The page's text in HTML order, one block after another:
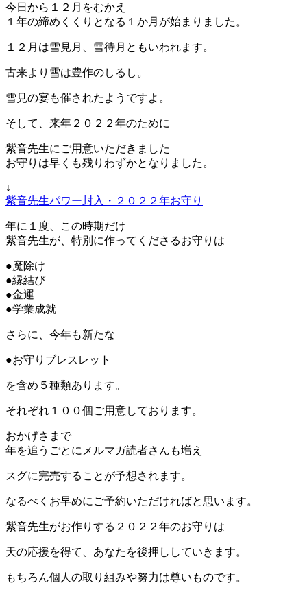
今日から１２月をむかえ
１年の締めくくりとなる１か月が始まりました。
１２月は雪見月、雪待月ともいわれます。
古来より雪は豊作のしるし。
雪見の宴も催されたようですよ。
そして、来年２０２２年のために
紫音先生にご用意いただきました
お守りは早くも残りわずかとなりました。
↓
紫音先生パワー封入・２０２２年お守り
年に１度、この時期だけ
紫音先生が、特別に作ってくださるお守りは
●魔除け
●縁結び
●金運
●学業成就
さらに、今年も新たな
●お守りブレスレット
を含め５種類あります。
それぞれ１００個ご用意しております。
おかげさまで
年を追うごとにメルマガ読者さんも増え
スグに完売することが予想されます。
なるべくお早めにご予約いただければと思います。
紫音先生がお作りする２０２２年のお守りは
天の応援を得て、あなたを後押ししていきます。
もちろん個人の取り組みや努力は尊いものです。